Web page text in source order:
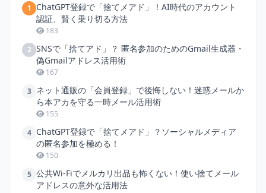
1
ChatGPT登録で「捨てメアド」！AI時代のアカウント
認証、賢く乗り切る方法
183
2 SNSで「捨てアド」？ 匿名参加のためのGmail生成器・
偽Gmailアドレス活用術
167
3 ネット通販の「会員登録」で後悔しない！迷惑メールか
ら本アカを守る一時メール活用術
155
4 ChatGPT登録で「捨てメアド」？ソーシャルメディア
の匿名参加を極める！
150
5 公共Wi-Fiでメルカリ出品も怖くない！使い捨てメール
アドレスの意外な活用法